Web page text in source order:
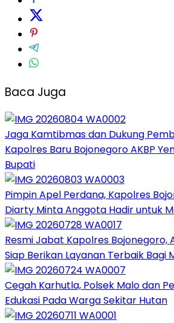
Baca Juga
Jaga Kamtibmas dan Dukung
Kapolres Baru Bojonegoro AKBP
Bupati
Pimpin Apel Perdana, Kapolres
Diarty Minta Anggota Hadir untuk
Resmi Jabat Kapolres Bojonegoro,
Siap Berikan Layanan Terbaik Bagi
Cegah Karhutla, Polsek Malo dan
Edukasi Pada Warga Sekitar Hutan